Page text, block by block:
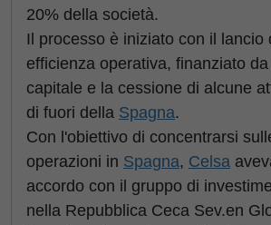
20% della società.
Il processo è iniziato con il lancio
efficienza operativa, finanziato
capitale e la cessione di alcune
di fuori della Spagna.
Con l'obiettivo di concentrarsi
operazioni in Spagna, Celsa
accordo con il gruppo di
nella Repubblica Ceca Sev.en